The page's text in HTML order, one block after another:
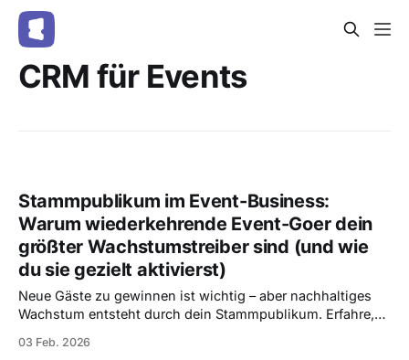
CRM für Events
Stammpublikum im Event-Business:
Warum wiederkehrende Event-Goer dein
größter Wachstumstreiber sind (und wie
du sie gezielt aktivierst)
Neue Gäste zu gewinnen ist wichtig – aber nachhaltiges
Wachstum entsteht durch dein Stammpublikum. Erfahre,
Wachstumstreiber sind und wie du sie mit Entrello gezielt
03 Feb. 2026